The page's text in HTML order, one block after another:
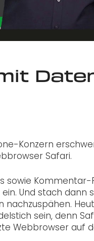
Konzern
Safari.
sowie
Und stach dann
nachzuspähen.
sein, denn
Webbrowser auf